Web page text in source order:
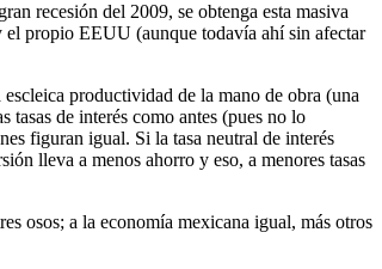
recesión del 2009, se obtenga esta masiva
el propio EEUU (aunque todavía ahí sin afectar
productividad de la mano de obra (una
tasas de interés como antes (pues no lo
figuran igual. Si la tasa neutral de interés
lleva a menos ahorro y eso, a menores tasas
osos; a la economía mexicana igual, más otros